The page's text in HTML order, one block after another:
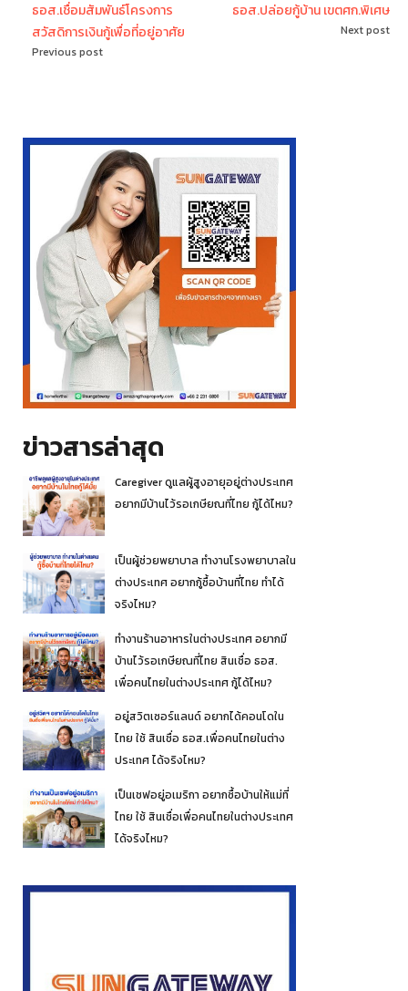
ธอส.เชื่อมสัมพันธ์โครงการ
สวัสดิการเงินกู้เพื่อที่อยู่อาศัย
Previous post
ธอส.ปล่อยกู้บ้าน เขตศก.พิเศษ
Next post
ข่าวสารล่าสุด
Caregiver ดูแลผู้สูงอายุอยู่ต่างประเทศ
อยากมีบ้านไว้รอเกษียณที่ไทย กู้ได้ไหม?
เป็นผู้ช่วยพยาบาล ทำงานโรงพยาบาลใน
ต่างประเทศ อยากกู้ซื้อบ้านที่ไทย ทำได้
จริงไหม?
ทำงานร้านอาหารในต่างประเทศ อยากมี
บ้านไว้รอเกษียณที่ไทย สินเชื่อ ธอส.
เพื่อคนไทยในต่างประเทศ กู้ได้ไหม?
อยู่สวิตเซอร์แลนด์ อยากได้คอนโดใน
ไทย ใช้ สินเชื่อ ธอส.เพื่อคนไทยในต่าง
ประเทศ ได้จริงไหม?
เป็นเชฟอยู่อเมริกา อยากซื้อบ้านให้แม่ที่
ไทย ใช้ สินเชื่อเพื่อคนไทยในต่างประเทศ
ได้จริงไหม?